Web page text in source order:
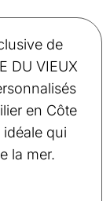
de
DU VIEUX
en Côte
qui
la mer.